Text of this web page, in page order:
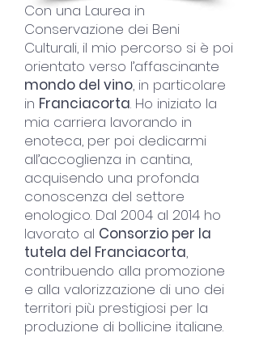
Con una Laurea in
Conservazione dei Beni
Culturali, il mio percorso si è poi
orientato verso l’affascinante
mondo del vino, in particolare
in Franciacorta. Ho iniziato la
mia carriera lavorando in
enoteca, per poi dedicarmi
all’accoglienza in cantina,
acquisendo una profonda
conoscenza del settore
enologico. Dal 2004 al 2014 ho
lavorato al Consorzio per la
tutela del Franciacorta,
contribuendo alla promozione
e alla valorizzazione di uno dei
territori più prestigiosi per la
produzione di bollicine italiane.